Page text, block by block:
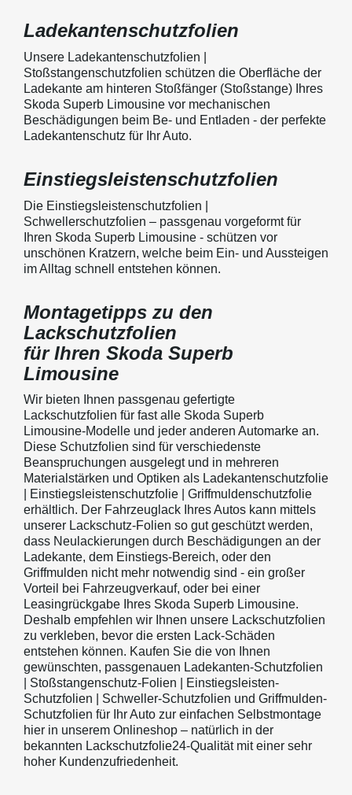
Ladekantenschutzfolien
Unsere Ladekantenschutzfolien |
Stoßstangenschutzfolien schützen die Oberfläche der
Ladekante am hinteren Stoßfänger (Stoßstange) Ihres
Skoda Superb Limousine vor mechanischen
Beschädigungen beim Be- und Entladen - der perfekte
Ladekantenschutz für Ihr Auto.
Einstiegsleistenschutzfolien
Die Einstiegsleistenschutzfolien |
Schwellerschutzfolien – passgenau vorgeformt für
Ihren Skoda Superb Limousine - schützen vor
unschönen Kratzern, welche beim Ein- und Aussteigen
im Alltag schnell entstehen können.
Montagetipps zu den
Lackschutzfolien
für Ihren Skoda Superb
Limousine
Wir bieten Ihnen passgenau gefertigte
Lackschutzfolien für fast alle Skoda Superb
Limousine-Modelle und jeder anderen Automarke an.
Diese Schutzfolien sind für verschiedenste
Beanspruchungen ausgelegt und in mehreren
Materialstärken und Optiken als Ladekantenschutzfolie
| Einstiegsleistenschutzfolie | Griffmuldenschutzfolie
erhältlich. Der Fahrzeuglack Ihres Autos kann mittels
unserer Lackschutz-Folien so gut geschützt werden,
dass Neulackierungen durch Beschädigungen an der
Ladekante, dem Einstiegs-Bereich, oder den
Griffmulden nicht mehr notwendig sind - ein großer
Vorteil bei Fahrzeugverkauf, oder bei einer
Leasingrückgabe Ihres Skoda Superb Limousine.
Deshalb empfehlen wir Ihnen unsere Lackschutzfolien
zu verkleben, bevor die ersten Lack-Schäden
entstehen können. Kaufen Sie die von Ihnen
gewünschten, passgenauen Ladekanten-Schutzfolien
| Stoßstangenschutz-Folien | Einstiegsleisten-
Schutzfolien | Schweller-Schutzfolien und Griffmulden-
Schutzfolien für Ihr Auto zur einfachen Selbstmontage
hier in unserem Onlineshop – natürlich in der
bekannten Lackschutzfolie24-Qualität mit einer sehr
hoher Kundenzufriedenheit.